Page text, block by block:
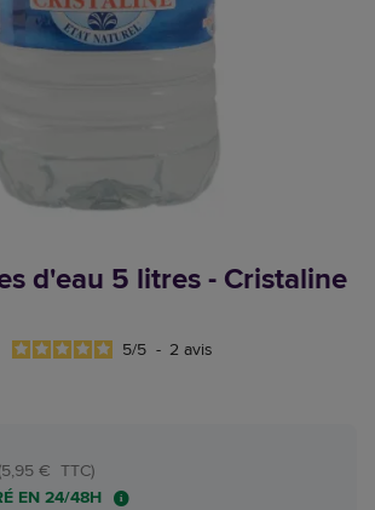
d'eau 5 litres - Cristaline
5/5 - 2 avis
€ TTC)
EN 24/48H